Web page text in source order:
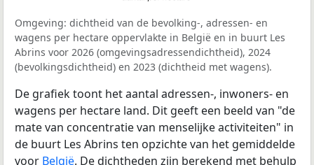
Omgeving: dichtheid van de bevolking-, adressen- en
wagens per hectare oppervlakte in België en in buurt Les
Abrins voor 2026 (omgevingsadressendichtheid), 2024
(bevolkingsdichtheid) en 2023 (dichtheid met wagens).
De grafiek toont het aantal adressen-, inwoners- en
wagens per hectare land. Dit geeft een beeld van "de
mate van concentratie van menselijke activiteiten" in
de buurt Les Abrins ten opzichte van het gemiddelde
voor België. De dichtheden zijn berekend met behulp